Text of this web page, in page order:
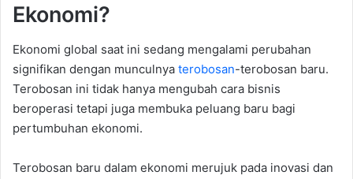
Ekonomi?
Ekonomi global saat ini sedang mengalami perubahan
signifikan dengan munculnya terobosan-terobosan baru.
Terobosan ini tidak hanya mengubah cara bisnis
beroperasi tetapi juga membuka peluang baru bagi
pertumbuhan ekonomi.
Terobosan baru dalam ekonomi merujuk pada inovasi dan